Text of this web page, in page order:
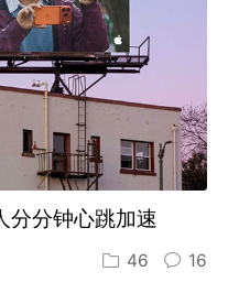
分分钟心跳加速
46 16